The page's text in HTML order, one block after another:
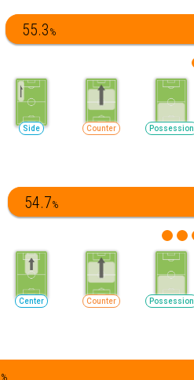
55.3 %
Possession
Counter
Side
54.7%
Possession
Counter
Center
%